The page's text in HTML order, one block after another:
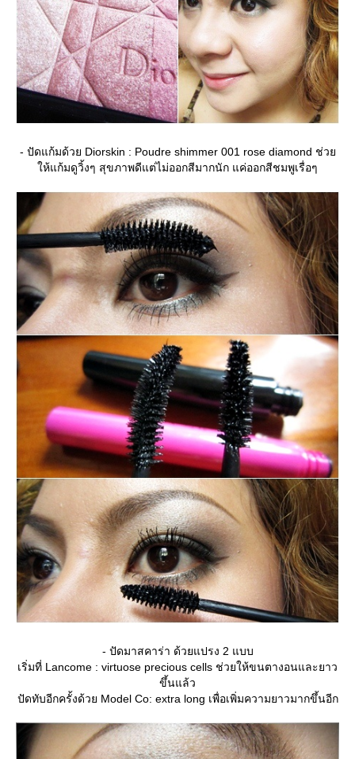
- ปัดแก้มด้วย Diorskin : Poudre shimmer 001 rose diamond ช่ว
ห้แก้มดูวิ้งๆ สุขภาพดีแต่ไม่ออกสีมากนัก แค่ออกสีชมพูเรื่อๆ
- ปัดมาสคาร่า ด้วยแปรง 2 แบบ
เริ่มที่ Lancome : virtuose precious cells ช่วยให้ขนตางอนและยาว
ขึ้นแล้ว
ปัดทับอีกครั้งด้วย Model Co: extra long เพื่อเพิ่มความยาวมากขึ้นอีก